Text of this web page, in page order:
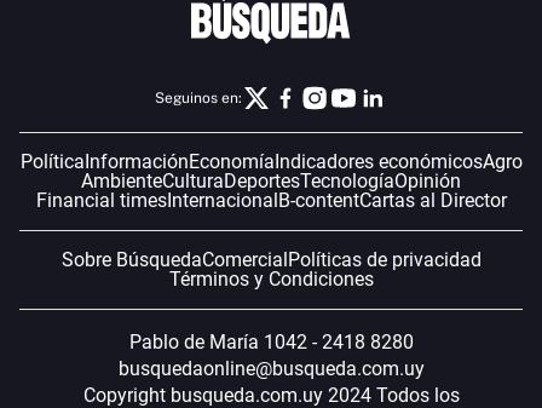
Seguinos en:
Política InformaciónEconomía Indicadores económicosAgro
AmbienteCulturaDeportesTecnologíaOpinión
Financial timesInternacional B-contentCartas al Director
Sobre BúsquedaComercial Políticas de privacidad
Términos y Condiciones
Pablo de María 1042 - 2418 8280
busquedaonline@busqueda.com.uy
Copyright busqueda.com.uy 2024 Todos los